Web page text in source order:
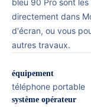
bleu 90 Pro sont
directement dans
d'écran, ou vous
autres travaux.
équipement
téléphone portable
système opérateur